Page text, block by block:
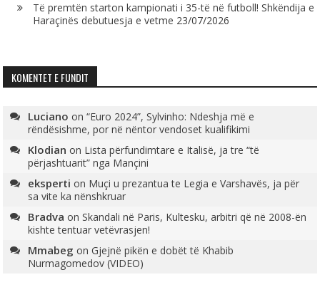
Të premtën starton kampionati i 35-të në futboll! Shkëndija e
Haraçinës debutuesja e vetme 23/07/2026
KOMENTET E FUNDIT
Luciano on“Euro 2024”, Sylvinho: Ndeshja më e
rëndësishme, por në nëntor vendoset kualifikimi
Klodian on Lista përfundimtare e Italisë, ja tre “të
përjashtuarit” nga Mançini
eksperti on Muçi u prezantua te Legia e Varshavës, ja për
sa vite ka nënshkruar
Bradva onSkandali në Paris, Kultesku, arbitri që në 2008-ën
kishte tentuar vetëvrasjen!
Mmabeg onGjejnë pikën e dobët të Khabib
Nurmagomedov (VIDEO)